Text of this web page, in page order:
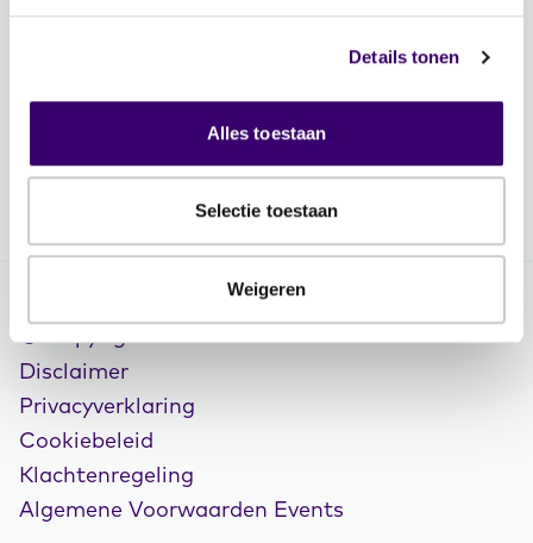
Details tonen
Alles toestaan
Selectie toestaan
Weigeren
Volg FFP
© Copyright 2026 FFP
Disclaimer
Privacyverklaring
Cookiebeleid
Klachtenregeling
Algemene Voorwaarden Events